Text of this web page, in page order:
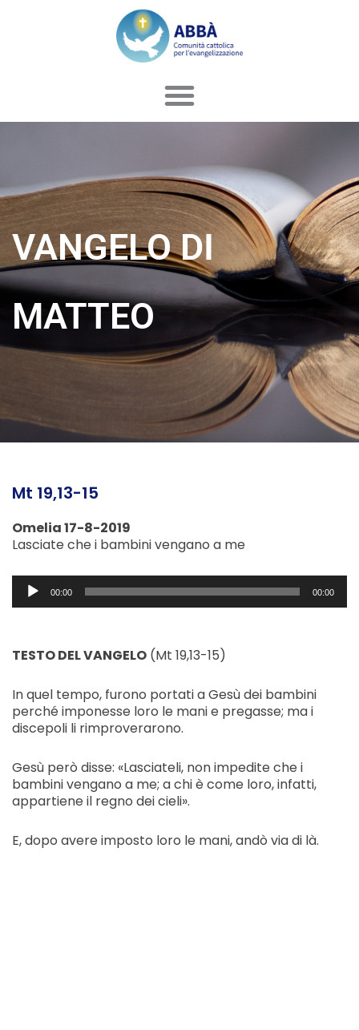
VANGELO DI
MATTEO
Mt 19,13-15
Omelia 17-8-2019
Lasciate che i bambini vengano a me
Audio
Player00:00 00:00
TESTO DEL VANGELO (Mt 19,13-15)
In quel tempo, furono portati a Gesù dei bambini
perché imponesse loro le mani e pregasse; ma i
discepoli li rimproverarono.
Gesù però disse: «Lasciateli, non impedite che i
bambini vengano a me; a chi è come loro, infatti,
appartiene il regno dei cieli».
E, dopo avere imposto loro le mani, andò via di là.